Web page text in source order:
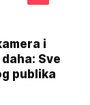
i
Sve
publika